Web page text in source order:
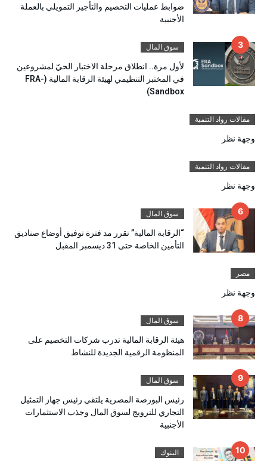
ضوابط عمليات التخصيم والتأجير التمويلي بالعملة
الأجنبية
سوق المال
لأول مرة.. انطلاق مرحلة الاختبار الحيّ لمشروعين
في المختبر التنظيمي لهيئة الرقابة المالية (FRA-
Sandbox)
مقالات رواد التنمية
وجهة نظر
مقالات رواد التنمية
وجهة نظر
سوق المال
“الرقابة المالية” تقرر مد فترة توفيق أوضاع صناديق
التأمين الخاصة حتى 31 ديسمبر المقبل
مصر
وجهة نظر
سوق المال
هيئة الرقابة المالية تدرب شركات التخصيم على
المنظومة الرقمية الجديدة للنشاط
سوق المال
رئيس البورصة المصرية يلتقي رئيس جهاز التمثيل
التجاري للترويج لسوق المال وجذب الاستثمارات
الأجنبية
البنوك